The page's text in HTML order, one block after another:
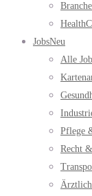
JobsNeu
Alle
Pflege
Recht